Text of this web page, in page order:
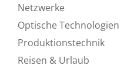
Netzwerke
Optische Technologien
Produktionstechnik
Reisen & Urlaub